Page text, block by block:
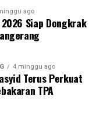
ago
Siap Dongkrak
4 minggu ago
Terus Perkuat
TPA